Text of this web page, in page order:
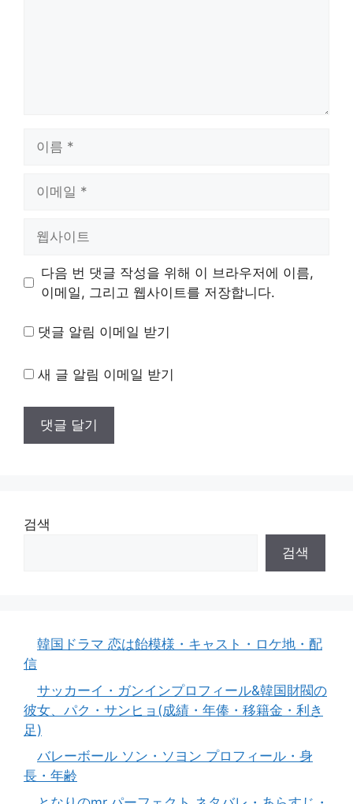
트
다음 번 댓글 작성을 위해 이 브라우저에 이름,
이메일, 그리고 웹사이트를 저장합니다.
댓글 알림 이메일 받기
새 글 알림 이메일 받기
검색
검색
韓国ドラマ 恋は飴模様・キャスト・ロケ地・配
信
サッカーイ・ガンインプロフィール&韓国財閥の
彼女、パク・サンヒョ(成績・年俸・移籍金・利き
足)
バレーボール ソン・ソヨン プロフィール・身
長・年齢